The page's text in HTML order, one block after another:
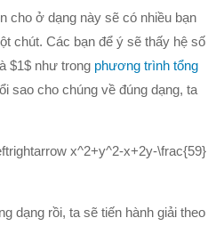
cho ở dạng này sẽ có nhiều bạn
chút. Các bạn để ý sẽ thấy hệ số
$1$ như trong phương trình tổng
sao cho chúng về đúng dạng, ta
x^2+y^2-x+2y-\frac{59}
dạng rồi, ta sẽ tiến hành giải theo